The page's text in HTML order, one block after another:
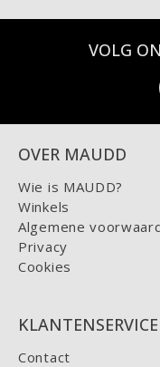
VOLG
OVER MAUDD
Wie is MAUDD?
Winkels
Algemene
Privacy
Cookies
KLANTENSERVICE
Contact